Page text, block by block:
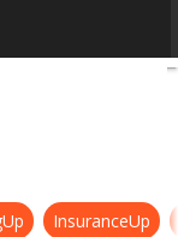
InsuranceUp